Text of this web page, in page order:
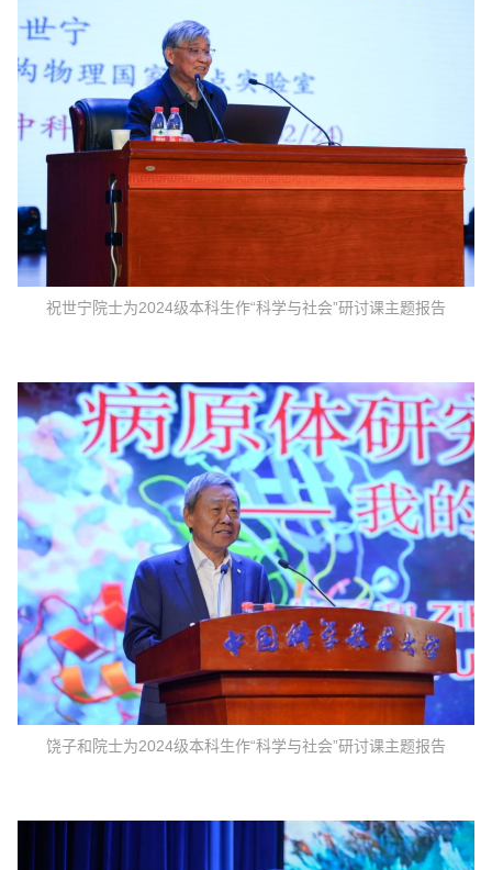
祝世宁院士为2024级本科生作“科学与社会”研讨课主题报告
饶子和院士为2024级本科生作“科学与社会”研讨课主题报告